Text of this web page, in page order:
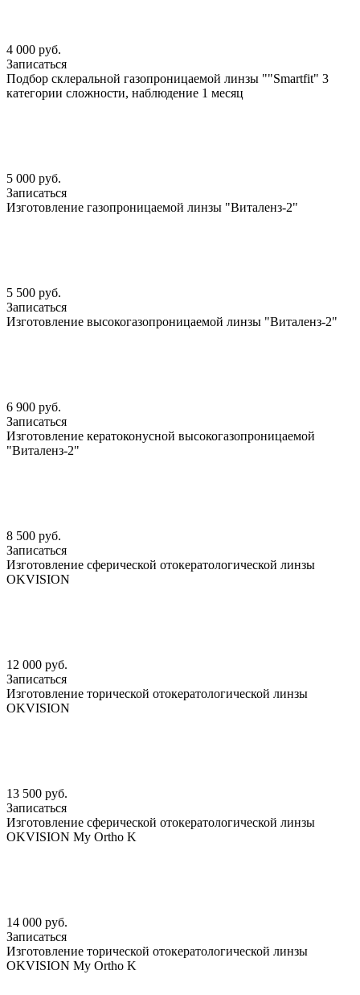
4 000 руб.
Записаться
Подбор склеральной газопроницаемой линзы ""Smartfit" 3
категории сложности, наблюдение 1 месяц
5 000 руб.
Записаться
Изготовление газопроницаемой линзы "Виталенз-2"
5 500 руб.
Записаться
Изготовление высокогазопроницаемой линзы "Виталенз-2"
6 900 руб.
Записаться
Изготовление кератоконусной высокогазопроницаемой
"Виталенз-2"
8 500 руб.
Записаться
Изготовление сферической отокератологической линзы
OKVISION
12 000 руб.
Записаться
Изготовление торической отокератологической линзы
OKVISION
13 500 руб.
Записаться
Изготовление сферической отокератологической линзы
OKVISION My Ortho K
14 000 руб.
Записаться
Изготовление торической отокератологической линзы
OKVISION My Ortho K